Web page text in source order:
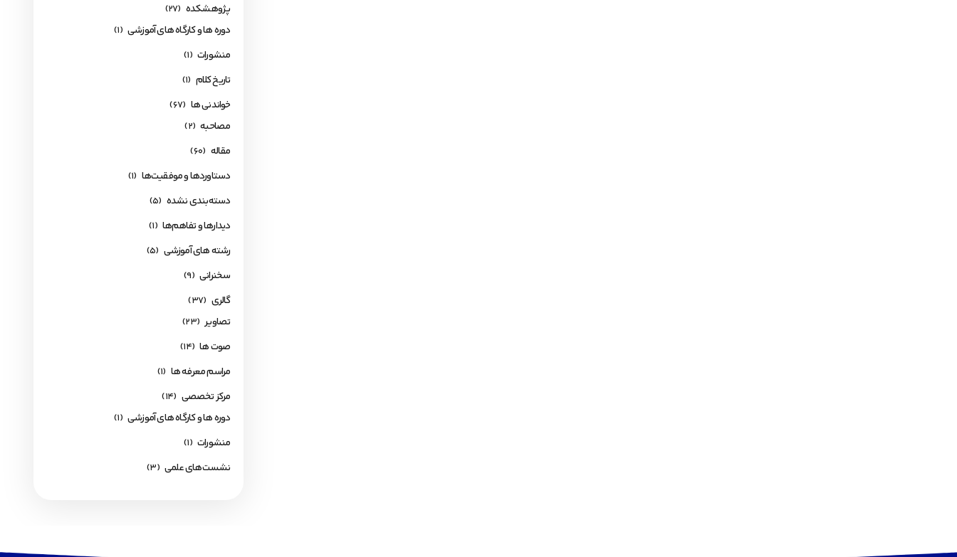
پژوهشکده (27)
دوره ها و کارگاه های آموزشی (1)
منشورات (1)
تاریخ کلام (1)
خواندنی ها (67)
مصاحبه (2)
مقاله (60)
دستاوردها و موفقیت‌ها (1)
دسته‌بندی نشده (5)
دیدارها و تفاهم‌ها (1)
رشته های آموزشی (5)
سخنرانی (9)
گالری (37)
تصاویر (23)
صوت ها (14)
مراسم معرفه ها (1)
مرکز تخصصی (14)
دوره ها و کارگاه های آموزشی (1)
منشورات (1)
نشست‌های علمی (3)